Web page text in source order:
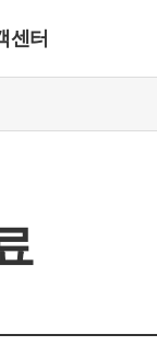
센터